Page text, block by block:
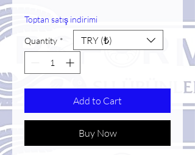
Toptan satış indirimi
Quantity *
Add to Cart
Buy Now
TRY (₺)